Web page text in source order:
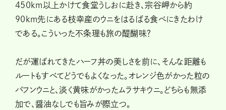
450km以上かけて食堂うしおに赴き、宗谷岬から約
90km先にある枝幸産のウニをはるばる食べにきたわけ
である。こういった不条理も旅の醍醐味？
だが運ばれてきたハーフ丼の美しさを前に、そんな距離も
ルートもすべてどうでもよくなった。オレンジ色がかった粒の
バフンウニと、淡く黄味がかったムラサキウニ。どちらも無添
加で、醤油なしでも旨みが際立つ。